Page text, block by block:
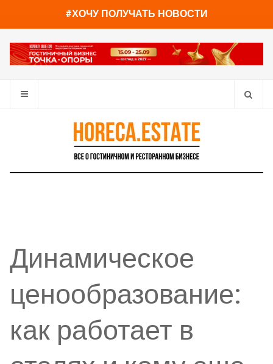
#ХОЧУ ПОЛУЧАТЬ НОВОСТИ
Динамическое
ценообразование:
как работает в